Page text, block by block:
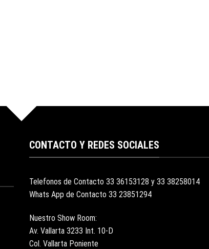
CONTACTO Y REDES SOCIALES
Telefonos de Contacto 33 36153128 y 33 38258014
Whats App de Contacto 33 23851294
Nuestro Show Room:
Av. Vallarta 3233 Int. 10-D
Col. Vallarta Poniente